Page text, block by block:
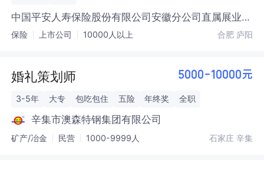
中国平安人寿保险股份有限公司安徽分公司直属展业
服务第二营销服务部
保险 上市公司 10000人以上 合肥 庐阳
婚礼策划师 5000-10000元
3-5年 大专 包吃包住 五险 年终奖 全职
辛集市澳森特钢集团有限公司
矿产/冶金 民营 1000-9999人 石家庄 辛集